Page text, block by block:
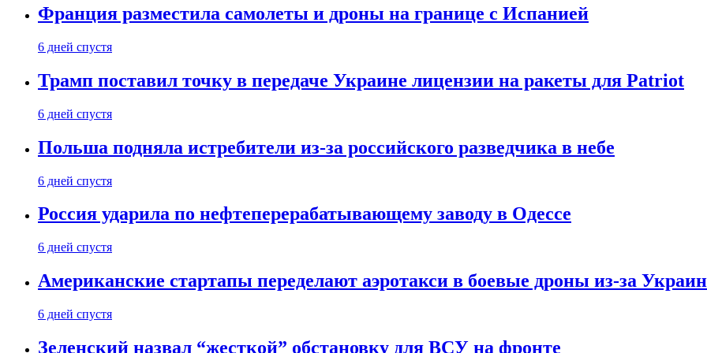
Франция разместила самолеты и дроны на границе с Испанией
6 дней спустя
Трамп поставил точку в передаче Украине лицензии на ракеты для Patriot
6 дней спустя
Польша подняла истребители из-за российского разведчика в небе
6 дней спустя
Россия ударила по нефтеперерабатывающему заводу в Одессе
6 дней спустя
Американские стартапы переделают аэротакси в боевые дроны из-за
6 дней спустя
Зеленский назвал “жесткой” обстановку для ВСУ на фронте